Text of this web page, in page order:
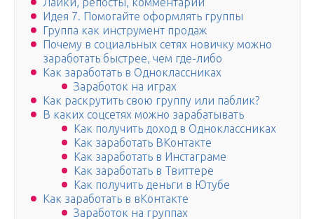
Идея 7. Помогайте оформлять группы
Группа как инструмент продаж
Почему в социальных сетях новичку можно
заработать быстрее, чем где-либо
Как заработать в Одноклассниках
Заработок на играх
Как раскрутить свою группу или паблик?
В каких соцсетях можно зарабатывать
Как получить доход в Одноклассниках
Как заработать ВКонтакте
Как заработать в Инстаграме
Как заработать в Твиттере
Как получить деньги в Ютубе
Как заработать в вКонтакте
Заработок на группах